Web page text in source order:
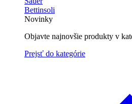
Bettinsoli
Novinky
Objavte najnovšie produkty v
Prejsť do kategórie